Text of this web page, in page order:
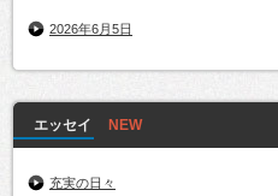
2026年6月5日
エッセイ
充実の日々